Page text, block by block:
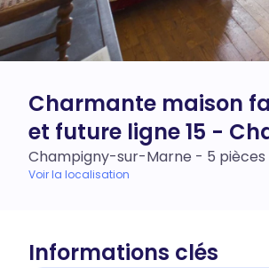
Charmante maison
et future ligne 15 -
Champigny-sur-Marne - 5 pièces
Voir la localisation
Informations clés